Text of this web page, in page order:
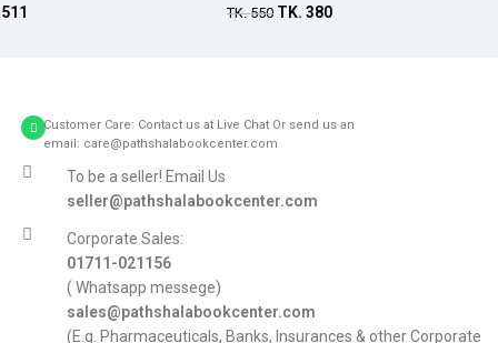
511 TK.550 TK. 380
Customer Care: Contact us at Live Chat Or send us an
email: care@pathshalabookcenter.com
To be a seller! Email Us
seller@pathshalabookcenter.com
Corporate Sales:
01711-021156
( Whatsapp messege)
sales@pathshalabookcenter.com
(E.g. Pharmaceuticals, Banks, Insurances & other Corporate